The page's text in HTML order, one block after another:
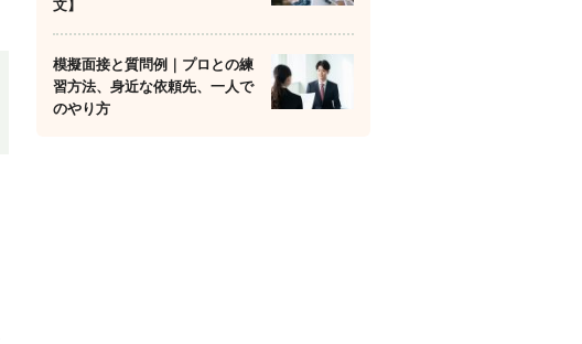
文】
模擬面接と質問例｜プロとの練
習方法、身近な依頼先、一人で
のやり方